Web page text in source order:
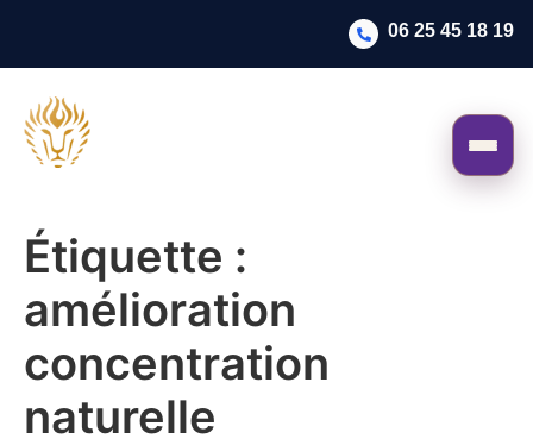
06 25 45 18 19
Étiquette :
amélioration
concentration
naturelle